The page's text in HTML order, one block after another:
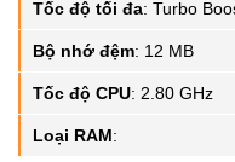
Tốc độ tối đa: Turbo
Bộ nhớ đệm: 12 MB
Tốc độ CPU: 2.80 GHz
Loại RAM: